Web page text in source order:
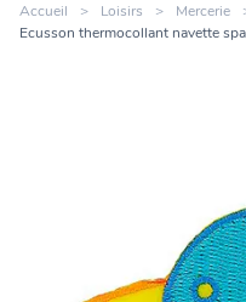
Accueil Loisirs Mercerie
Ecusson thermocollant navette